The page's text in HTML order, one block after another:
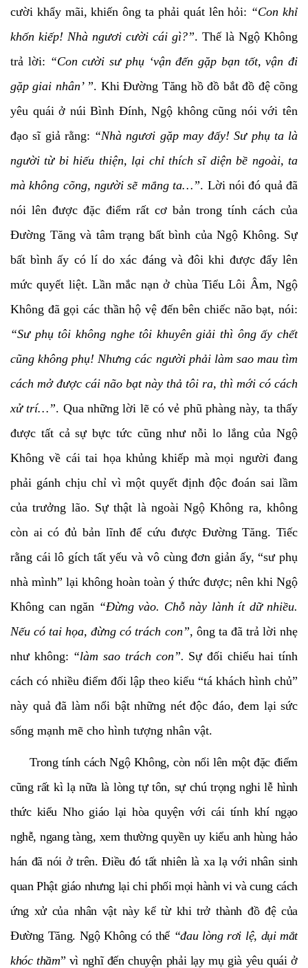
cười khẩy mãi, khiến ông ta phải quát lên hỏi: “Con khỉ
khốn kiếp! Nhà ngươi cười cái gì?”. Thế là Ngộ Không
trả lời: “Con cười sư phụ ‘vận đến gặp bạn tốt, vận đi
gặp giai nhân’ ”. Khi Đường Tăng hồ đồ bắt đồ đệ cõng
yêu quái ở núi Bình Đính, Ngộ không cũng nói với tên
đạo sĩ giả rằng: “Nhà ngươi gặp may đấy! Sư phụ ta là
người từ bi hiếu thiện, lại chỉ thích sĩ diện bề ngoài, ta
mà không cõng, người sẽ mắng ta…”. Lời nói đó quả đã
nói lên được đặc điểm rất cơ bản trong tính cách của
Đường Tăng và tâm trạng bất bình của Ngộ Không. Sự
bất bình ấy có lí do xác đáng và đôi khi được đẩy lên
mức quyết liệt. Lần mắc nạn ở chùa Tiểu Lôi Âm, Ngộ
Không đã gọi các thần hộ vệ đến bên chiếc não bạt, nói:
“Sư phụ tôi không nghe tôi khuyên giải thì ông ấy chết
cũng không phụ! Nhưng các người phải làm sao mau tìm
cách mở được cái não bạt này thả tôi ra, thì mới có cách
xử trí…”. Qua những lời lẽ có vẻ phũ phàng này, ta thấy
được tất cả sự bực tức cũng như nỗi lo lắng của Ngộ
Không về cái tai họa khủng khiếp mà mọi người đang
phải gánh chịu chỉ vì một quyết định độc đoán sai lầm
của trưởng lão. Sự thật là ngoài Ngộ Không ra, không
còn ai có đủ bản lĩnh để cứu được Đường Tăng. Tiếc
rằng cái lô gích tất yếu và vô cùng đơn giản ấy, “sư phụ
nhà mình” lại không hoàn toàn ý thức được; nên khi Ngộ
Không can ngăn “Đừng vào. Chỗ này lành ít dữ nhiều.
Nếu có tai họa, đừng có trách con”, ông ta đã trả lời nhẹ
như không: “làm sao trách con”. Sự đối chiếu hai tính
cách có nhiều điểm đối lập theo kiểu “tá khách hình chủ”
này quả đã làm nổi bật những nét độc đáo, đem lại sức
sống mạnh mẽ cho hình tượng nhân vật.
Trong tính cách Ngộ Không, còn nổi lên một đặc điểm
cũng rất kì lạ nữa là lòng tự tôn, sự chú trọng nghi lễ hình
thức kiểu Nho giáo lại hòa quyện với cái tính khí ngạo
nghễ, ngang tàng, xem thường quyền uy kiểu anh hùng hảo
hán đã nói ở trên. Điều đó tất nhiên là xa lạ với nhân sinh
quan Phật giáo nhưng lại chi phối mọi hành vi và cung cách
ứng xử của nhân vật này kể từ khi trở thành đồ đệ của
Đường Tăng. Ngộ Không có thể “đau lòng rơi lệ, dụi mắt
khóc thầm” vì nghĩ đến chuyện phải lạy mụ già yêu quái ở